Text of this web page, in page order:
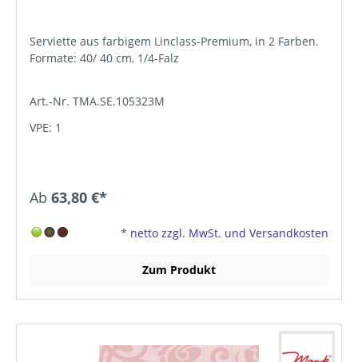
Serviette aus farbigem Linclass-Premium, in 2 Farben.
Formate: 40/ 40 cm, 1/4-Falz
Art.-Nr. TMA.SE.105323M
VPE: 1
Ab 63,80 €*
* netto zzgl. MwSt. und Versandkosten
Zum Produkt